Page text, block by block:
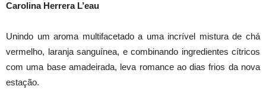
Carolina Herrera L’eau
Unindo um aroma multifacetado a uma incrível mistura de chá
vermelho, laranja sanguínea, e combinando ingredientes cítricos
com uma base amadeirada, leva romance ao dias frios da nova
estação.